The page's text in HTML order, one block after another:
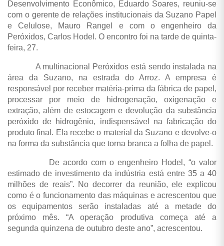
Desenvolvimento Econômico, Eduardo Soares, reuniu-se
com o gerente de relações institucionais da Suzano Papel
e Celulose, Mauro Rangel e com o engenheiro da
Peróxidos, Carlos Hodel. O encontro foi na tarde de quinta-
feira, 27.
A multinacional Peróxidos está sendo instalada na
área da Suzano, na estrada do Arroz. A empresa é
responsável por receber matéria-prima da fábrica de papel,
processar por meio de hidrogenação, oxigenação e
extração, além de estocagem e devolução da substância
peróxido de hidrogênio, indispensável na fabricação do
produto final. Ela recebe o material da Suzano e devolve-o
na forma da substância que torna branca a folha de papel.
De acordo com o engenheiro Hodel, “o valor
estimado de investimento da indústria está entre 35 a 40
milhões de reais”. No decorrer da reunião, ele explicou
como é o funcionamento das máquinas e acrescentou que
os equipamentos serão instaladas até a metade do
próximo mês. “A operação produtiva começa até a
segunda quinzena de outubro deste ano”, acrescentou.